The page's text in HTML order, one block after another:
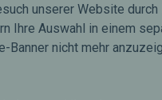
unserer Website
Ihre Auswahl in einem
nicht mehr